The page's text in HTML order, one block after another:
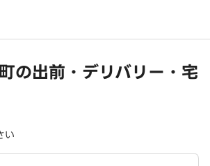
の出前・デリバリー・宅
い